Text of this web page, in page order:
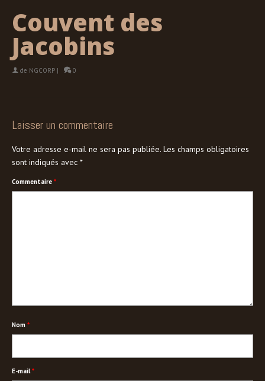
Couvent des
Jacobins
de NGCORP | 0
Laisser un commentaire
Votre adresse e-mail ne sera pas publiée. Les champs obligatoires
sont indiqués avec *
Commentaire *
Nom *
E-mail *